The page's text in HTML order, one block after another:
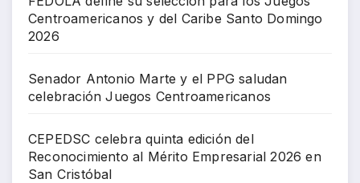
Centroamericanos y del Caribe Santo Domingo
2026
Senador Antonio Marte y el PPG saludan
celebración Juegos Centroamericanos
CEPEDSC celebra quinta edición del
Reconocimiento al Mérito Empresarial 2026 en
San Cristóbal